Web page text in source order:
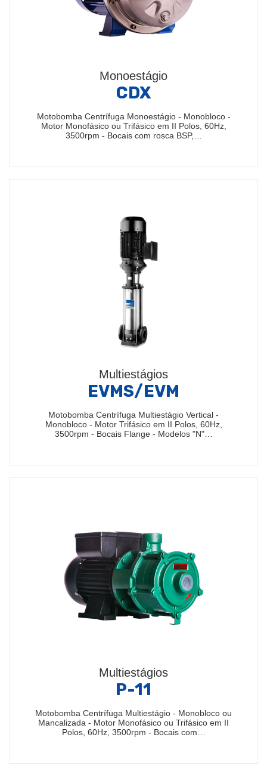
Monoestágio
CDX
Motobomba Centrífuga Monoestágio - Monobloco -
Motor Monofásico ou Trifásico em II Polos, 60Hz,
3500rpm - Bocais com rosca BSP,…
Multiestágios
EVMS/EVM
Motobomba Centrífuga Multiestágio Vertical -
Monobloco - Motor Trifásico em II Polos, 60Hz,
3500rpm - Bocais Flange - Modelos "N"…
Multiestágios
P-11
Motobomba Centrífuga Multiestágio - Monobloco ou
Mancalizada - Motor Monofásico ou Trifásico em II
Polos, 60Hz, 3500rpm - Bocais com…